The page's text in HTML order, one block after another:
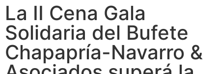
La II Cena Gala
Solidaria del Bufete
Chapapría-Navarro &